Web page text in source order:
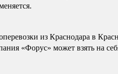
из Краснодара в
«Форус» может взять на